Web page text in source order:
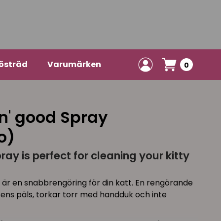
Varumärken 0
good Spray
is perfect for cleaning your kitty
är en snabbrengöring för din katt. En rengörande
päls, torkar torr med handduk och inte